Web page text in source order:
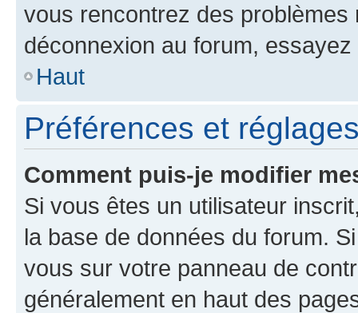
vous rencontrez des
déconnexion au forum,
Haut
Préférences et
Comment puis-je modifier
Si vous êtes un utilisateur
la base de données du forum.
vous sur votre panneau de
généralement en haut des